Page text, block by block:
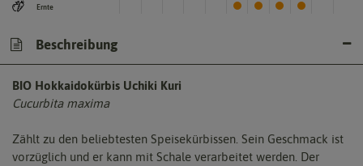
Ernte
Beschreibung
BIO Hokkaidokürbis Uchiki Kuri
Cucurbita maxima
Zählt zu den beliebtesten Speisekürbissen. Sein Geschmack ist
vorzüglich und er kann mit Schale verarbeitet werden. Der